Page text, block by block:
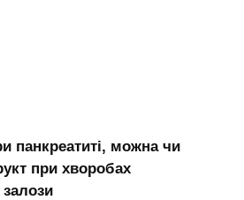
панкреатиті, можна чи
при хворобах